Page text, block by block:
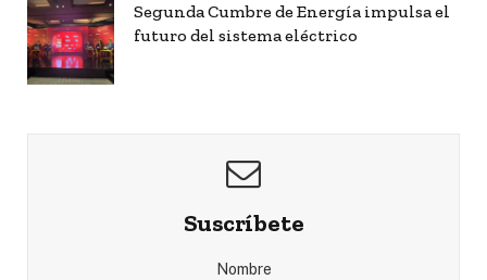
Segunda Cumbre de Energía impulsa el
futuro del sistema eléctrico
Suscríbete
Nombre